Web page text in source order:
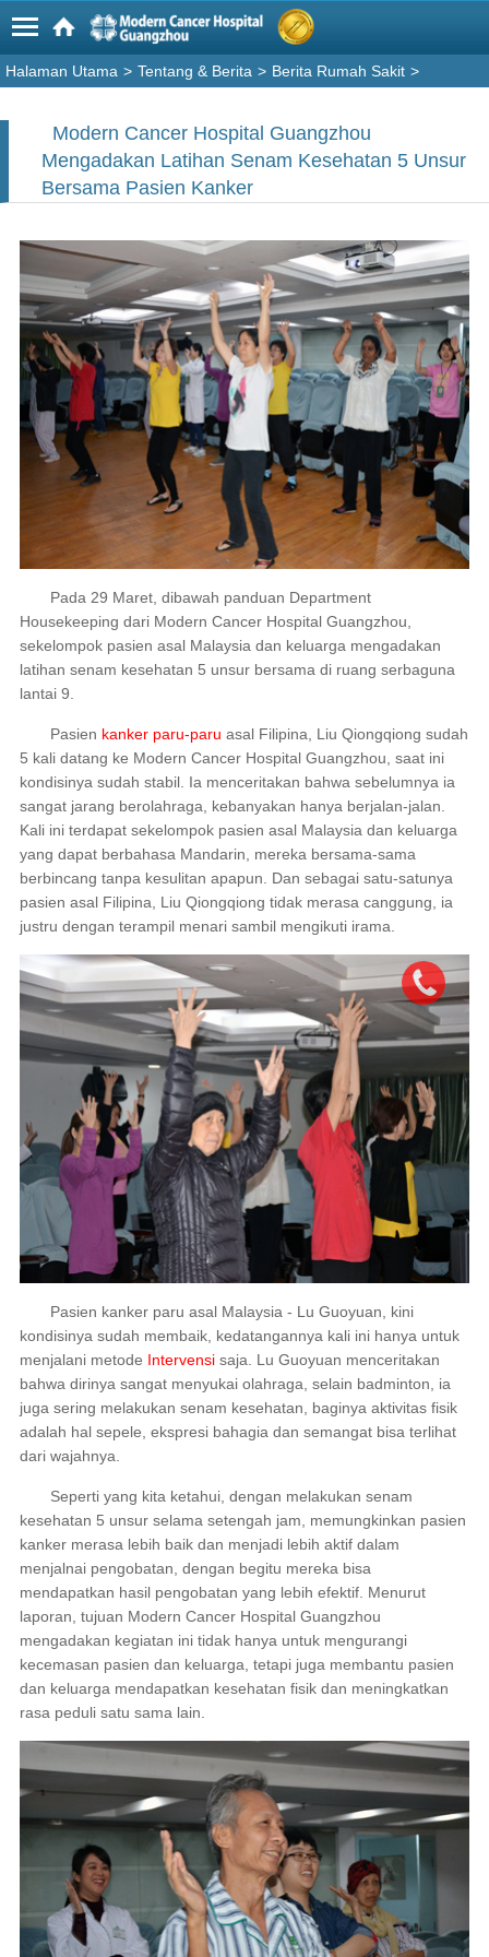
Halaman Utama > Tentang & Berita > Berita Rumah Sakit >
Modern Cancer Hospital Guangzhou
Mengadakan Latihan Senam Kesehatan 5 Unsur
Bersama Pasien Kanker
Pada 29 Maret, dibawah panduan Department
Housekeeping dari Modern Cancer Hospital Guangzhou,
sekelompok pasien asal Malaysia dan keluarga mengadakan
latihan senam kesehatan 5 unsur bersama di ruang serbaguna
lantai 9.
Pasien kanker paru-paru asal Filipina, Liu Qiongqiong sudah
5 kali datang ke Modern Cancer Hospital Guangzhou, saat ini
kondisinya sudah stabil. Ia menceritakan bahwa sebelumnya ia
sangat jarang berolahraga, kebanyakan hanya berjalan-jalan.
Kali ini terdapat sekelompok pasien asal Malaysia dan keluarga
yang dapat berbahasa Mandarin, mereka bersama-sama
berbincang tanpa kesulitan apapun. Dan sebagai satu-satunya
pasien asal Filipina, Liu Qiongqiong tidak merasa canggung, ia
justru dengan terampil menari sambil mengikuti irama.
Pasien kanker paru asal Malaysia - Lu Guoyuan, kini
kondisinya sudah membaik, kedatangannya kali ini hanya untuk
menjalani metode Intervensisaja. Lu Guoyuan menceritakan
bahwa dirinya sangat menyukai olahraga, selain badminton, ia
juga sering melakukan senam kesehatan, baginya aktivitas fisik
adalah hal sepele, ekspresi bahagia dan semangat bisa terlihat
dari wajahnya.
Seperti yang kita ketahui, dengan melakukan senam
kesehatan 5 unsur selama setengah jam, memungkinkan pasien
kanker merasa lebih baik dan menjadi lebih aktif dalam
menjalnai pengobatan, dengan begitu mereka bisa
mendapatkan hasil pengobatan yang lebih efektif. Menurut
laporan, tujuan Modern Cancer Hospital Guangzhou
mengadakan kegiatan ini tidak hanya untuk mengurangi
kecemasan pasien dan keluarga, tetapi juga membantu pasien
dan keluarga mendapatkan kesehatan fisik dan meningkatkan
rasa peduli satu sama lain.